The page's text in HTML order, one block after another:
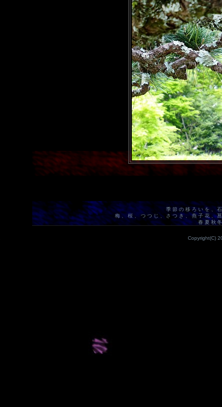
季節の移ろいを、
梅、桜、つつじ、さつき、燕子花、
春夏秋
Copyright(C)